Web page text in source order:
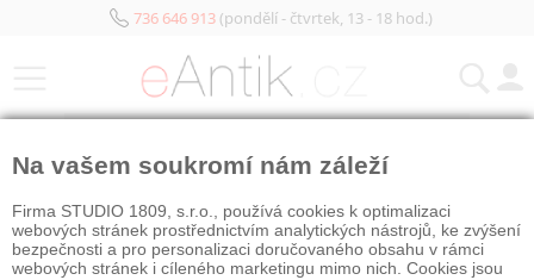
736 646 913(pondělí - čtvrtek, 13 - 18 hod.)
Na vašem soukromí nám záleží
Firma STUDIO 1809, s.r.o., používá cookies k optimalizaci
webových stránek prostřednictvím analytických nástrojů, ke zvýšení
bezpečnosti a pro personalizaci doručovaného obsahu v rámci
webových stránek i cíleného marketingu mimo nich. Cookies jsou